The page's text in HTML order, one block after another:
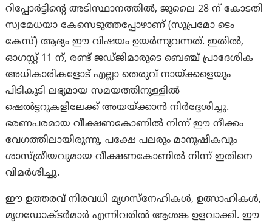
റിപ്പോർട്ടിന്റെ അടിസ്ഥാനത്തിൽ, ജൂലൈ 28 ന് കോടതി
സ്വമേധയാ കേസെടുത്തപ്പോഴാണ് (സുപ്രമോ ടെം
കേസ്) ആദ്യം ഈ വിഷയം ഉയർന്നുവന്നത്. ഇതിൽ,
ഓഗസ്റ്റ് 11 ന്, രണ്ട് ജഡ്ജിമാരുടെ ബെഞ്ച് പ്രാദേശിക
അധികാരികളോട് എല്ലാ തെരുവ് നായ്ക്കളെയും
പിടികൂടി ലഭ്യമായ സമയത്തിനുള്ളിൽ
ഷെൽട്ടറുകളിലേക്ക് അയയ്ക്കാൻ നിർദ്ദേശിച്ചു.
ഭരണപരമായ വീക്ഷണകോണിൽ നിന്ന് ഈ നീക്കം
വേഗത്തിലായിരുന്നു, പക്ഷേ പലരും മാനുഷികവും
ശാസ്ത്രീയവുമായ വീക്ഷണകോണിൽ നിന്ന് ഇതിനെ
വിമർശിച്ചു.
ഈ ഉത്തരവ് നിരവധി മൃഗസ്നേഹികൾ, ഉത്സാഹികൾ,
മൃഗഡോക്ടർമാർ എന്നിവരിൽ ആശങ്ക ഉളവാക്കി. ഈ